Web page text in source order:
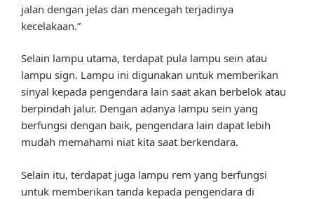
jalan dengan jelas dan mencegah terjadinya
kecelakaan.”
Selain lampu utama, terdapat pula lampu sein atau
lampu sign. Lampu ini digunakan untuk memberikan
sinyal kepada pengendara lain saat akan berbelok atau
berpindah jalur. Dengan adanya lampu sein yang
berfungsi dengan baik, pengendara lain dapat lebih
mudah memahami niat kita saat berkendara.
Selain itu, terdapat juga lampu rem yang berfungsi
untuk memberikan tanda kepada pengendara di